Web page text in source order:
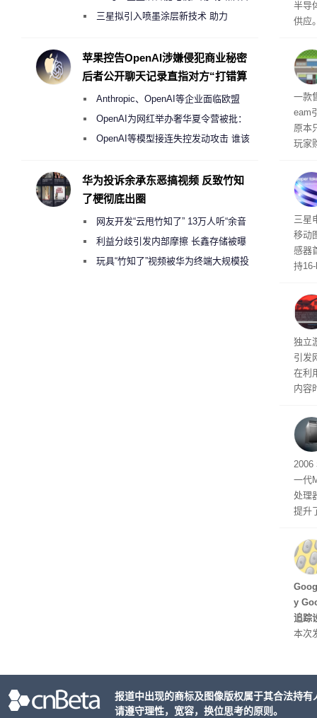
半导
供应
开
取“
的
全
一款
eam
原本
玩家
入
传
三星
移动
感器
持
文
独立
引发
在利
内容
有
2006
一代
处理
提升
型
ss
y
追踪
本次
摩托
偷偷共享带宽的违规行为
三星拟引入喷墨涂层新技术 助力
度
苹果控告OpenAI涉嫌侵犯商业秘密
后者公开聊天记录直指对方“打错算
Anthropic、OpenAI等企业面临欧盟
《人工智能法案》全新执法权限审查
OpenAI为网红举办奢华夏令营被批：
2000美元一晚 遭讽“反乌托邦”
OpenAI等模型接连失控发动攻击 谁该
华为投诉余承东恶搞视频 反致竹知
了梗彻底出圈
网友开发“云甩竹知了” 13万人听“余音
绕梁”利益分歧引发内部摩擦 长鑫存储被曝
曾将华为驻场工程师驱逐出研发基地
玩具“竹知了”视频被华为终端大规模投
报道中出现的商标及图像版权属于其合法持
请遵守理性，宽容，换位思考的原则。